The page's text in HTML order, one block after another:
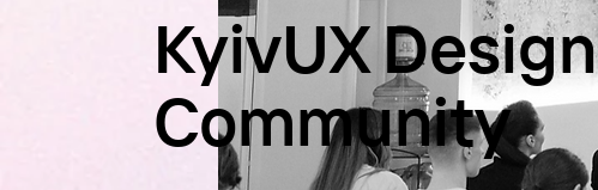
KyivUX Design
Community